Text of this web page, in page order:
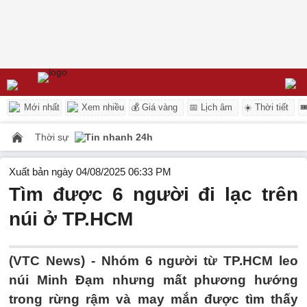
Mới nhất Xem nhiều 💰 Giá vàng 📅 Lịch âm ☀️ Thời tiết
Thời sự Tin nhanh 24h
Xuất bản ngày 04/08/2025 06:33 PM
Tìm được 6 người đi lạc trên
núi ở TP.HCM
(VTC News) - Nhóm 6 người từ TP.HCM leo
núi Minh Đạm nhưng mất phương hướng
trong rừng rậm và may mắn được tìm thấy